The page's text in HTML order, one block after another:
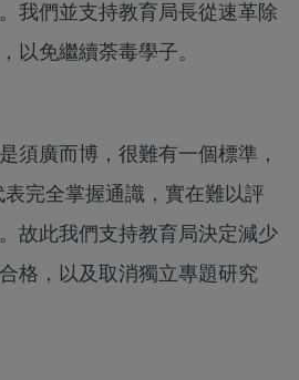
我們並支持教育局長從速革除
以免繼續荼毒學子。
須廣而博，很難有一個標準，
完全掌握通識，實在難以評
故此我們支持教育局決定減少
格，以及取消獨立專題研究